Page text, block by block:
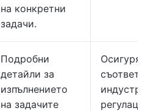
на конкретни
задачи.
Подробни
детайли за
изпълнението
на задачите